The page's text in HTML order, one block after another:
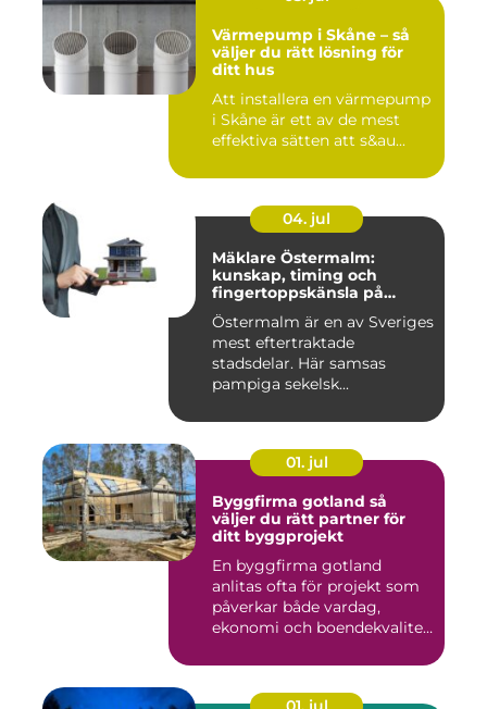
Värmepump i Skåne – så
väljer du rätt lösning för
ditt hus
Att installera en värmepump
i Skåne är ett av de mest
effektiva sätten att s&au...
04. jul
Mäklare Östermalm:
kunskap, timing och
fingertoppskänsla på
stockholms mest klassiska
adress
Östermalm är en av Sveriges
mest eftertraktade
stadsdelar. Här samsas
pampiga sekelsk...
01. jul
Byggfirma gotland så
väljer du rätt partner för
ditt byggprojekt
En byggfirma gotland
anlitas ofta för projekt som
påverkar både vardag,
ekonomi och boendekvalitet